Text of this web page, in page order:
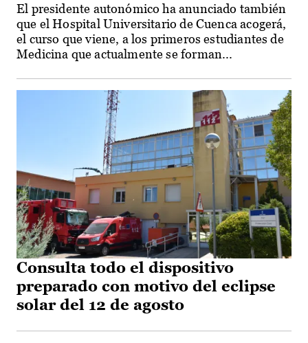
El presidente autonómico ha anunciado también
que el Hospital Universitario de Cuenca acogerá,
el curso que viene, a los primeros estudiantes de
Medicina que actualmente se forman...
Consulta todo el dispositivo
preparado con motivo del eclipse
solar del 12 de agosto